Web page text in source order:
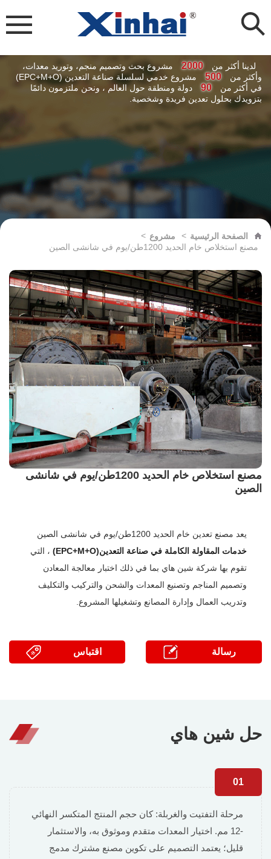
لدينا أكثر من 2000
مشروع بحث وتصميم منجم، وتوريد معدات،
وأكثر من
500
مشروع خدمي لسلسلة صناعة التعدين (EPC+M+O)
في أكثر من
90
دولة ومنطقة حول العالم ، ونحن ملتزمون دائمًا
بتزويدك بحلول تعدين فريدة وشخصية.
الصفحة الرئيسية > مشروع >
مصنع استخلاص خام الحديد 1200طن/يوم في شانشى الصين
مصنع استخلاص خام الحديد 1200طن/يوم في شانشى
الصين
يعد مصنع تعدين خام الحديد 1200طن/يوم في شانشى الصين
خدمات المقاولة الكاملة في صناعة التعدين(EPC+M+O)
، التي
تقوم بها شركة شين هاي بما في ذلك اختبار معالجة المعادن
وتصميم المناجم وتصنيع المعدات والشحن والتركيب والتكليف
وتدريب العمال وإدارة المصانع وتشغيلها المشروع.
اقتباس رسالة
حل شين هاي
01
مرحلة التفتيت والغربلة: كان حجم المنتج المتكسر النهائي
-12 مم. اختيار المعدات متقدم وموثوق به، والاستثمار
قليل؛ يعتمد التصميم على تكوين مصنع مشترك مدمج